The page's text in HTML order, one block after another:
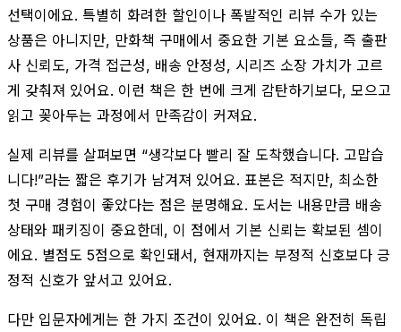
선택이에요. 특별히 화려한 할인이나 폭발적인 리뷰 수가 있는
상품은 아니지만, 만화책 구매에서 중요한 기본 요소들, 즉 출판
사 신뢰도, 가격 접근성, 배송 안정성, 시리즈 소장 가치가 고르
게 갖춰져 있어요. 이런 책은 한 번에 크게 감탄하기보다, 모으고
읽고 꽂아두는 과정에서 만족감이 커져요.
실제 리뷰를 살펴보면 “생각보다 빨리 잘 도착했습니다. 고맙습
니다!”라는 짧은 후기가 남겨져 있어요. 표본은 적지만, 최소한
첫 구매 경험이 좋았다는 점은 분명해요. 도서는 내용만큼 배송
상태와 패키징이 중요한데, 이 점에서 기본 신뢰는 확보된 셈이
에요. 별점도 5점으로 확인돼서, 현재까지는 부정적 신호보다 긍
정적 신호가 앞서고 있어요.
다만 입문자에게는 한 가지 조건이 있어요. 이 책은 완전히 독립